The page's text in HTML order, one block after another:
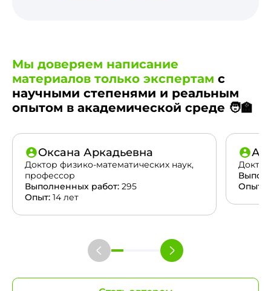
Мы доверяем написание
материалов только экспертам с
научными степенями и реальным
опытом в академической среде 🧑‍🏫
Оксана Аркадьевна
Доктор физико-математических наук,
профессор
Выполненных работ: 295
Опыт: 14 лет
Опыт: